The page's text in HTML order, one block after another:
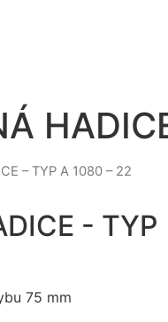
– TYP A 1080 – 22
- TYP
75 mm